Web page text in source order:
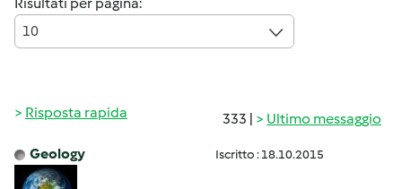
10
333 | Ultimo messaggio
Risposta rapida
Geology Iscritto : 18.10.2015